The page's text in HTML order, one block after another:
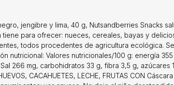
jengibre y lima, 40 g, Nutsandberries Snacks
para ofrecer: nueces, cereales, bayas y
todos procedentes de agricultura ecológica.
nutricional: Valores nutricionales/100 g: energía
266 mg, carbohidratos 33 g, fibra 3,5 g, azúcares
CACAHUETES, LECHE, FRUTAS CON Cáscara